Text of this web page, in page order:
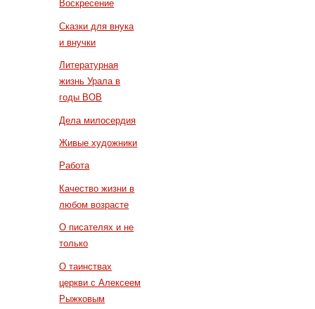
Воскресение
Сказки для внука
и внучки
Литературная
жизнь Урала в
годы ВОВ
Дела милосердия
Живые художники
Работа
Качество жизни в
любом возрасте
О писателях и не
только
О таинствах
церкви с Алексеем
Рыжковым